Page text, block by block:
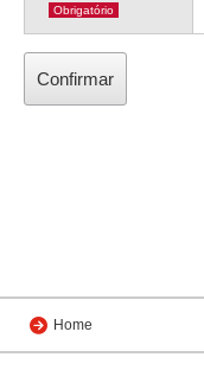
Obrigatório
Home